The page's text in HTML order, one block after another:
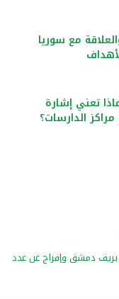
مع سوريا
تعني إشارة
الدارسات؟
دمشق وإفراج عن عدد